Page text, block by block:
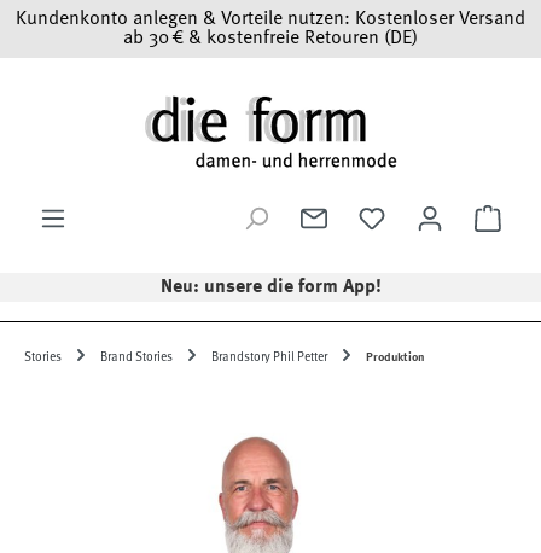
Zum Hauptinhalt springen
Kundenkonto anlegen & Vorteile nutzen: Kostenloser Versand
ab 30 € & kostenfreie Retouren (DE)
Neu: unsere die form App!
Stories Brand Stories Brandstory Phil Petter Produktion